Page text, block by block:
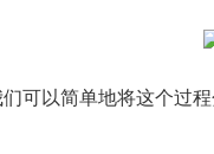
可以简单地将这个过